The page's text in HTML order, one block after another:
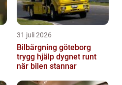
31 juli 2026
Bilbärgning göteborg
trygg hjälp dygnet runt
när bilen stannar